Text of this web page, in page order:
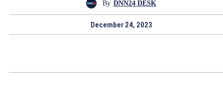
By DNN24 DESK
December 24, 2023